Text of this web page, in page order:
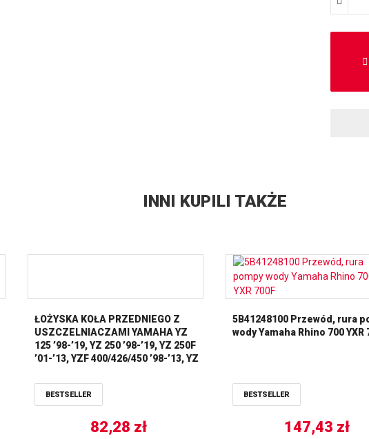
INNI KUPILI TAKŻE
ŁOŻYSKA KOŁA PRZEDNIEGO Z
USZCZELNIACZAMI YAMAHA YZ
125 ’98-’19, YZ 250 ’98-’19, YZ 250F
’01-’13, YZF 400/426/450 ’98-’13, YZ
BESTSELLER
82,28 zł
5B41248100 Przewód, rura
wody Yamaha Rhino 700 YXR
BESTSELLER
147,43 zł